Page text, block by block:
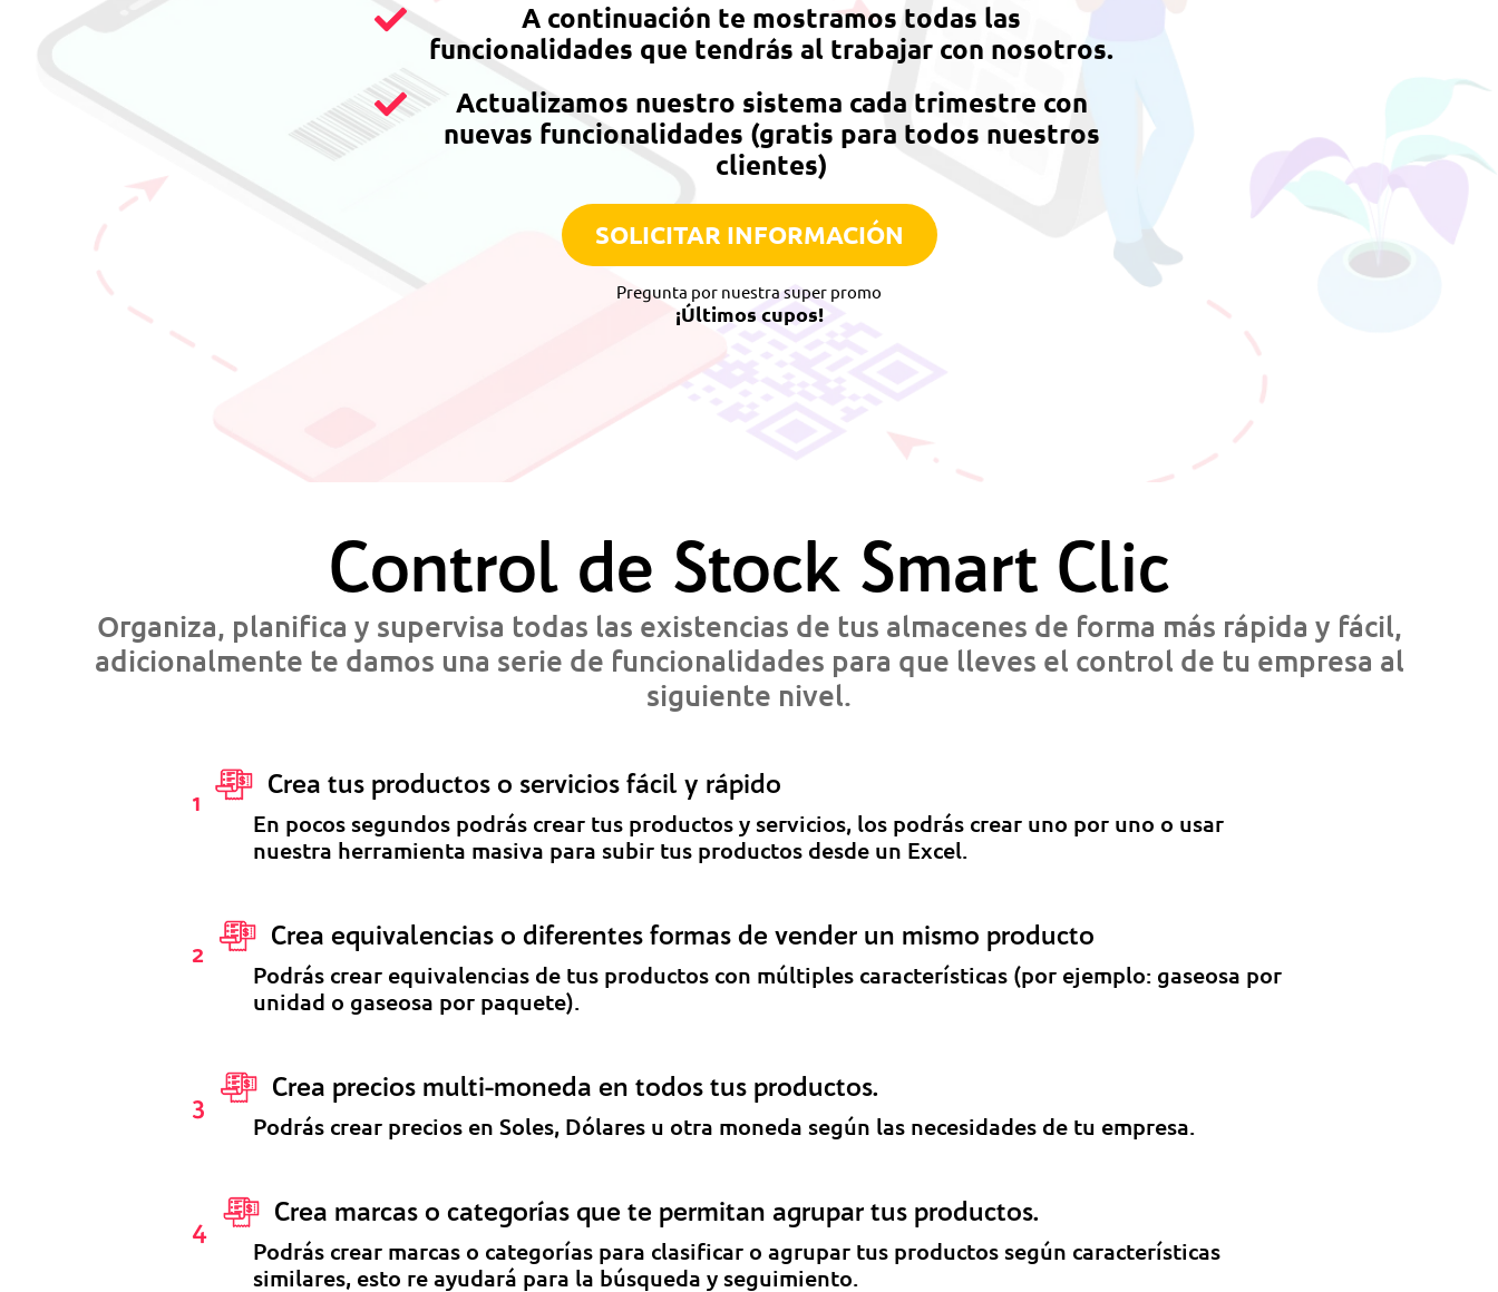
A continuación te mostramos todas las
funcionalidades que tendrás al trabajar con nosotros.
Actualizamos nuestro sistema cada trimestre con
nuevas funcionalidades (gratis para todos nuestros
clientes)
SOLICITAR INFORMACIÓN
Pregunta por nuestra super promo
¡Últimos cupos!
Control de Stock Smart Clic
Organiza, planifica y supervisa todas las existencias de tus almacenes de forma más rápida y fácil,
adicionalmente te damos una serie de funcionalidades para que lleves el control de tu empresa al
siguiente nivel.
1
Crea tus productos o servicios fácil y rápido
En pocos segundos podrás crear tus productos y servicios, los podrás crear uno por uno o usar
nuestra herramienta masiva para subir tus productos desde un Excel.
2
Crea equivalencias o diferentes formas de vender un mismo producto
Podrás crear equivalencias de tus productos con múltiples características (por ejemplo: gaseosa por
unidad o gaseosa por paquete).
3
Crea precios multi-moneda en todos tus productos.
Podrás crear precios en Soles, Dólares u otra moneda según las necesidades de tu empresa.
4
Crea marcas o categorías que te permitan agrupar tus productos.
Podrás crear marcas o categorías para clasificar o agrupar tus productos según características
similares, esto re ayudará para la búsqueda y seguimiento.